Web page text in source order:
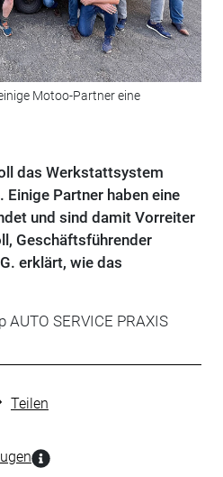
Motoo-Partner eine
das Werkstattsystem
Partner haben eine
und sind damit Vorreiter
Geschäftsführender
erklärt, wie das
SERVICE PRAXIS
Teilen